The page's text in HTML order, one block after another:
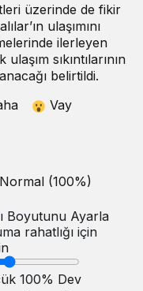
üzerinde de fikir
ulaşımını
ilerleyen
sıkıntılarının
belirtildi.
Vay
Normal (100%)
Boyutunu Ayarla
rahatlığı için
100% Dev